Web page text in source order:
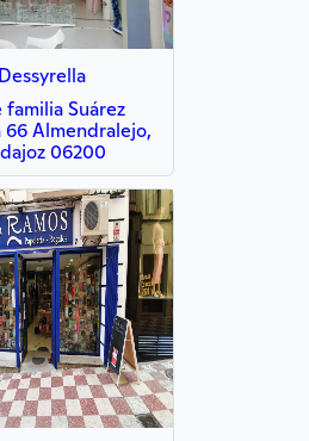
Dessyrella
familia Suárez
66 Almendralejo,
06200